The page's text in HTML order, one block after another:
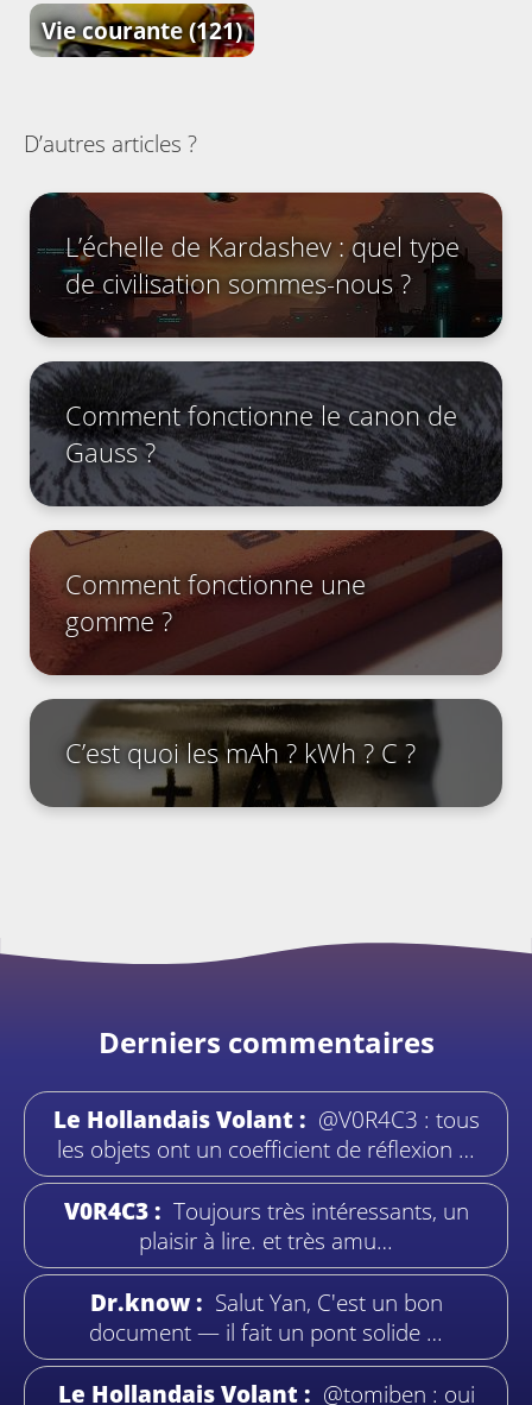
Vie courante(121)
D’autres articles ?
L’échelle de Kardashev : quel type
de civilisation sommes-nous ?
Comment fonctionne le canon de
Gauss ?
Comment fonctionne une
gomme ?
C’est quoi les mAh ? kWh ? C ?
Derniers commentaires
Le Hollandais Volant : @V0R4C3 : tous
les objets ont un coefficient de réflexion …
V0R4C3 : Toujours très intéressants, un
plaisir à lire. et très amu…
Dr.know : Salut Yan, C'est un bon
document — il fait un pont solide …
Le Hollandais Volant : @tomiben : oui